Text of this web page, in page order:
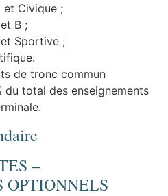
et Civique ;
B ;
Sportive ;
de tronc commun
du total des enseignements
–
OPTIONNELS